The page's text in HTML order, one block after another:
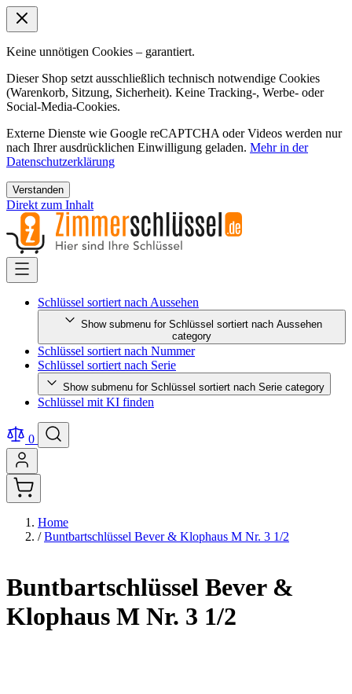
Keine unnötigen Cookies – garantiert.
Dieser Shop setzt ausschließlich technisch notwendige Cookies
(Warenkorb, Sitzung, Sicherheit). Keine Tracking-, Werbe- oder
Social-Media-Cookies.
Externe Dienste wie Google reCAPTCHA oder Videos werden nur
nach Ihrer ausdrücklichen Einwilligung geladen. Mehr in der
Datenschutzerklärung
Verstanden
Direkt zum Inhalt
Schlüssel sortiert nach Aussehen
Show submenu for Schlüssel sortiert nach Aussehen
category
Schlüssel sortiert nach Nummer
Schlüssel sortiert nach Serie
Show submenu for Schlüssel sortiert nach Serie category
Schlüssel mit KI finden
0
Home
/ Buntbartschlüssel Bever & Klophaus M Nr. 3 1/2
Buntbartschlüssel Bever &
Klophaus M Nr. 3 1/2